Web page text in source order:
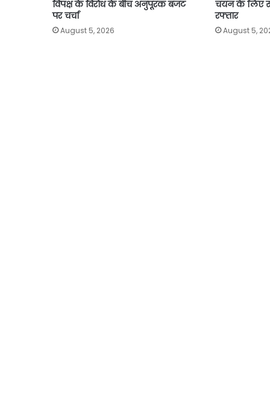
विपक्ष के विरोध के बीच अनुपूरक बजट
पर चर्चा
August 5, 2026
चयन के लिए
रफ्तार
August 5,